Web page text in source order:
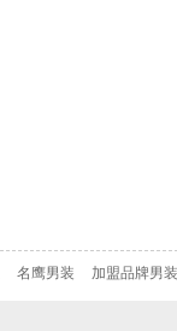
名鹰男装 加盟品牌男装